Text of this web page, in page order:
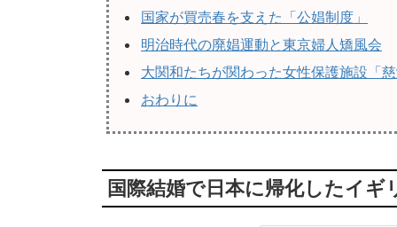
国家が買売春を支えた「公娼制度」
明治時代の廃娼運動と東京婦人矯風会
大関和たちが関わった女性保護施設「
おわりに
国際結婚で日本に帰化したイギ